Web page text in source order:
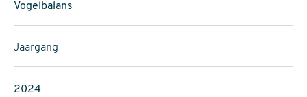
Vogelbalans
Jaargang
2024